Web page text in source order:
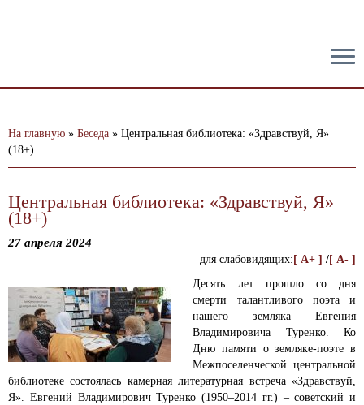
На главную » Беседа » Центральная библиотека: «Здравствуй, Я»
(18+)
Центральная библиотека: «Здравствуй, Я»
(18+)
27 апреля 2024
для слабовидящих: [ A+ ] /[ A- ]
Десять лет прошло со дня
смерти талантливого поэта и
нашего земляка Евгения
Владимировича Туренко. Ко
Дню памяти о земляке-поэте в
Межпоселенческой центральной
библиотеке состоялась камерная литературная встреча «Здравствуй,
Я». Евгений Владимирович Туренко (1950–2014 гг.) – советский и